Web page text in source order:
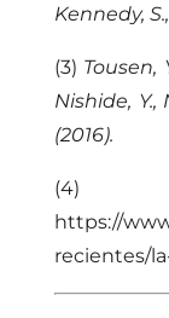
Kennedy,
(3) Tousen,
Nishide,
(2016).
(4)
https://
recientes/